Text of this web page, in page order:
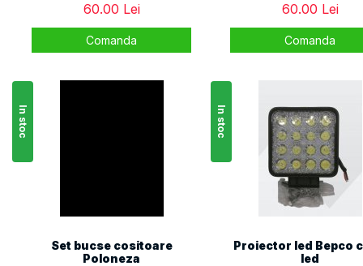
60.00 Lei
Comanda
60.00 Lei
Comanda
In stoc
Set bucse cositoare
Poloneza
In stoc
Proiector led Bepco
led